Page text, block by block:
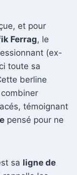
et pour
Ferrag, le
(ex-
toute sa
berline
témoignant
pensé pour ne
sa ligne de